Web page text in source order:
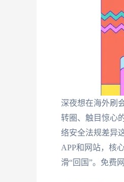
深夜想在海外刷
转圈、触目惊心
络安全法规差异
APP和网站，核
滑“回国”。免费